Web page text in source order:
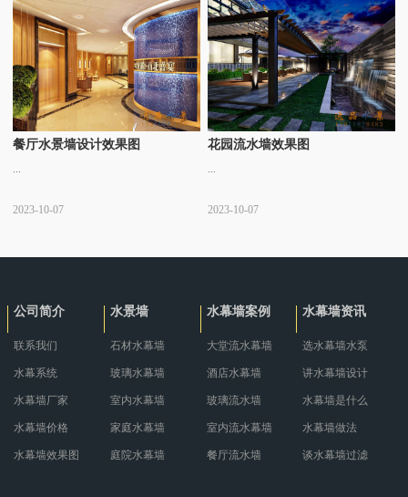
餐厅水景墙设计效果图
...
2023-10-07
花园流水墙效果图
...
2023-10-07
公司简介
联系我们
水幕系统
水幕墙厂家
水幕墙价格
水幕墙效果图
水景墙
石材水幕墙
玻璃水幕墙
室内水幕墙
家庭水幕墙
庭院水幕墙
水幕墙案例
大堂流水幕墙
酒店水幕墙
玻璃流水墙
室内流水幕墙
餐厅流水墙
水幕墙资讯
选水幕墙水泵
讲水幕墙设计
水幕墙是什么
水幕墙做法
谈水幕墙过滤